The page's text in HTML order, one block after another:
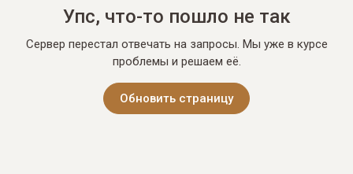
Упс, что-то пошло не так
Сервер перестал отвечать на запросы. Мы уже в курсе
проблемы и решаем её.
Обновить страницу